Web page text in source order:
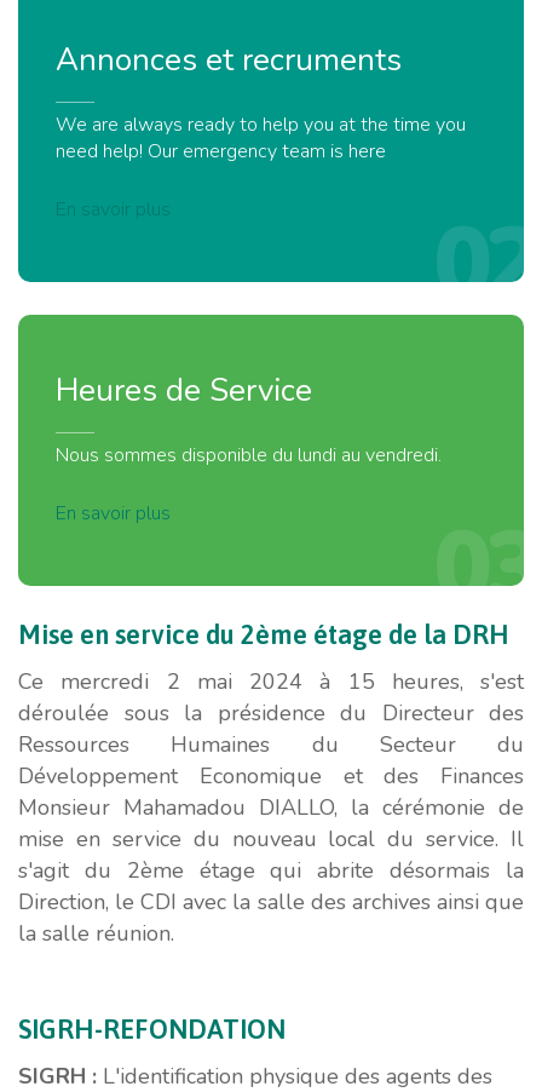
02
Annonces et recruments
We are always ready to help you at the time you
need help! Our emergency team is here
En savoir plus
03
Heures de Service
Nous sommes disponible du lundi au vendredi.
En savoir plus
Mise en service du 2ème étage de la DRH
Ce mercredi 2 mai 2024 à 15 heures, s'est
déroulée sous la présidence du Directeur des
Ressources Humaines du Secteur du
Développement Economique et des Finances
Monsieur Mahamadou DIALLO, la cérémonie de
mise en service du nouveau local du service. Il
s'agit du 2ème étage qui abrite désormais la
Direction, le CDI avec la salle des archives ainsi que
la salle réunion.
SIGRH-REFONDATION
SIGRH : L'identification physique des agents des